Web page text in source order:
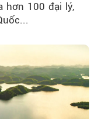
hơn 100 đại lý,